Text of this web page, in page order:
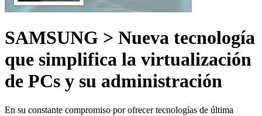
SAMSUNG > Nueva tecnología
que simplifica la virtualización
de PCs y su administración
En su constante compromiso por ofrecer tecnologías de última